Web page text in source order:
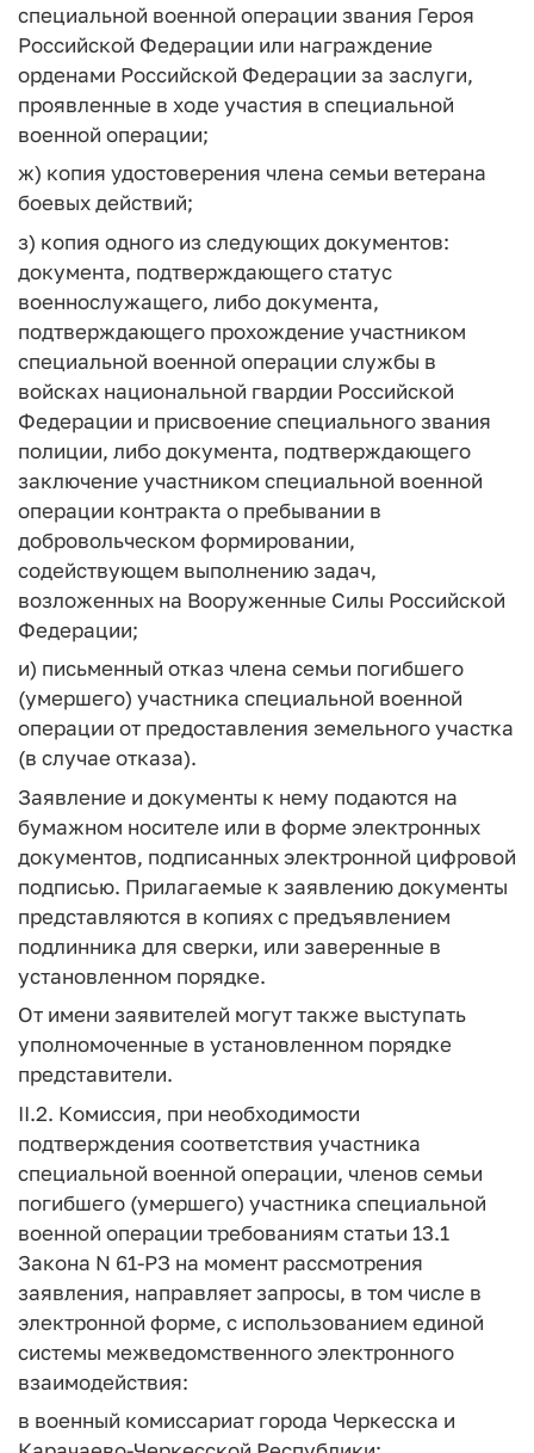
специальной военной операции звания Героя
Российской Федерации или награждение
орденами Российской Федерации за заслуги,
проявленные в ходе участия в специальной
военной операции;
ж) копия удостоверения члена семьи ветерана
боевых действий;
з) копия одного из следующих документов:
документа, подтверждающего статус
военнослужащего, либо документа,
подтверждающего прохождение участником
специальной военной операции службы в
войсках национальной гвардии Российской
Федерации и присвоение специального звания
полиции, либо документа, подтверждающего
заключение участником специальной военной
операции контракта о пребывании в
добровольческом формировании,
содействующем выполнению задач,
возложенных на Вооруженные Силы Российской
Федерации;
и) письменный отказ члена семьи погибшего
(умершего) участника специальной военной
операции от предоставления земельного участка
(в случае отказа).
Заявление и документы к нему подаются на
бумажном носителе или в форме электронных
документов, подписанных электронной цифровой
подписью. Прилагаемые к заявлению документы
представляются в копиях с предъявлением
подлинника для сверки, или заверенные в
установленном порядке.
От имени заявителей могут также выступать
уполномоченные в установленном порядке
представители.
II.2. Комиссия, при необходимости
подтверждения соответствия участника
специальной военной операции, членов семьи
погибшего (умершего) участника специальной
военной операции требованиям статьи 13.1
Закона N 61-РЗ на момент рассмотрения
заявления, направляет запросы, в том числе в
электронной форме, с использованием единой
системы межведомственного электронного
взаимодействия:
в военный комиссариат города Черкесска и